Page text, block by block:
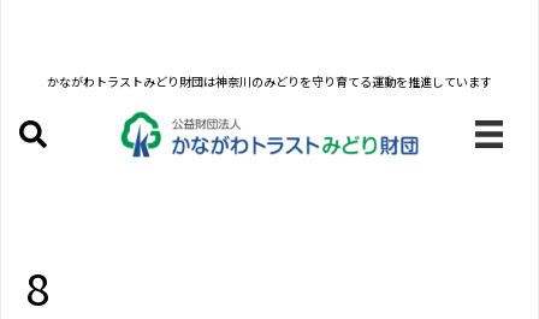
かながわトラストみどり財団は神奈川のみどりを守り育てる運動を推進しています
8